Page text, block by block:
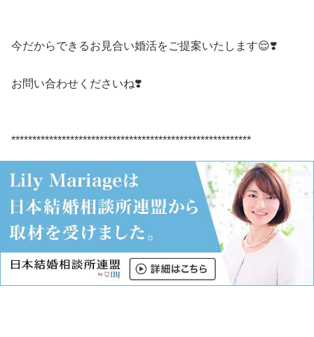
今だからできるお見合い婚活をご提案いたします😌❣️
お問い合わせくださいね❣️
*********************************************************